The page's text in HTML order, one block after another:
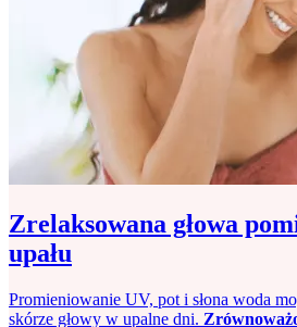
Zrelaksowana głowa
upału
Promieniowanie UV, pot i słona woda
skórze głowy w upalne dni.